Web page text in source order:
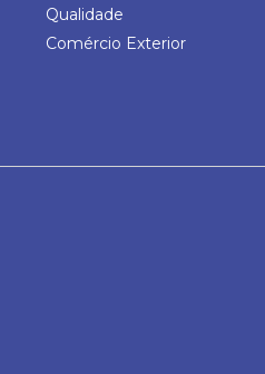
Qualidade
Comércio Exterior